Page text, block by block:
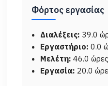
Φόρτος εργασίας
Διαλέξεις: 39.0
Εργαστήριο: 0.0
Μελέτη: 46.0 ώρες
Εργασία: 20.0